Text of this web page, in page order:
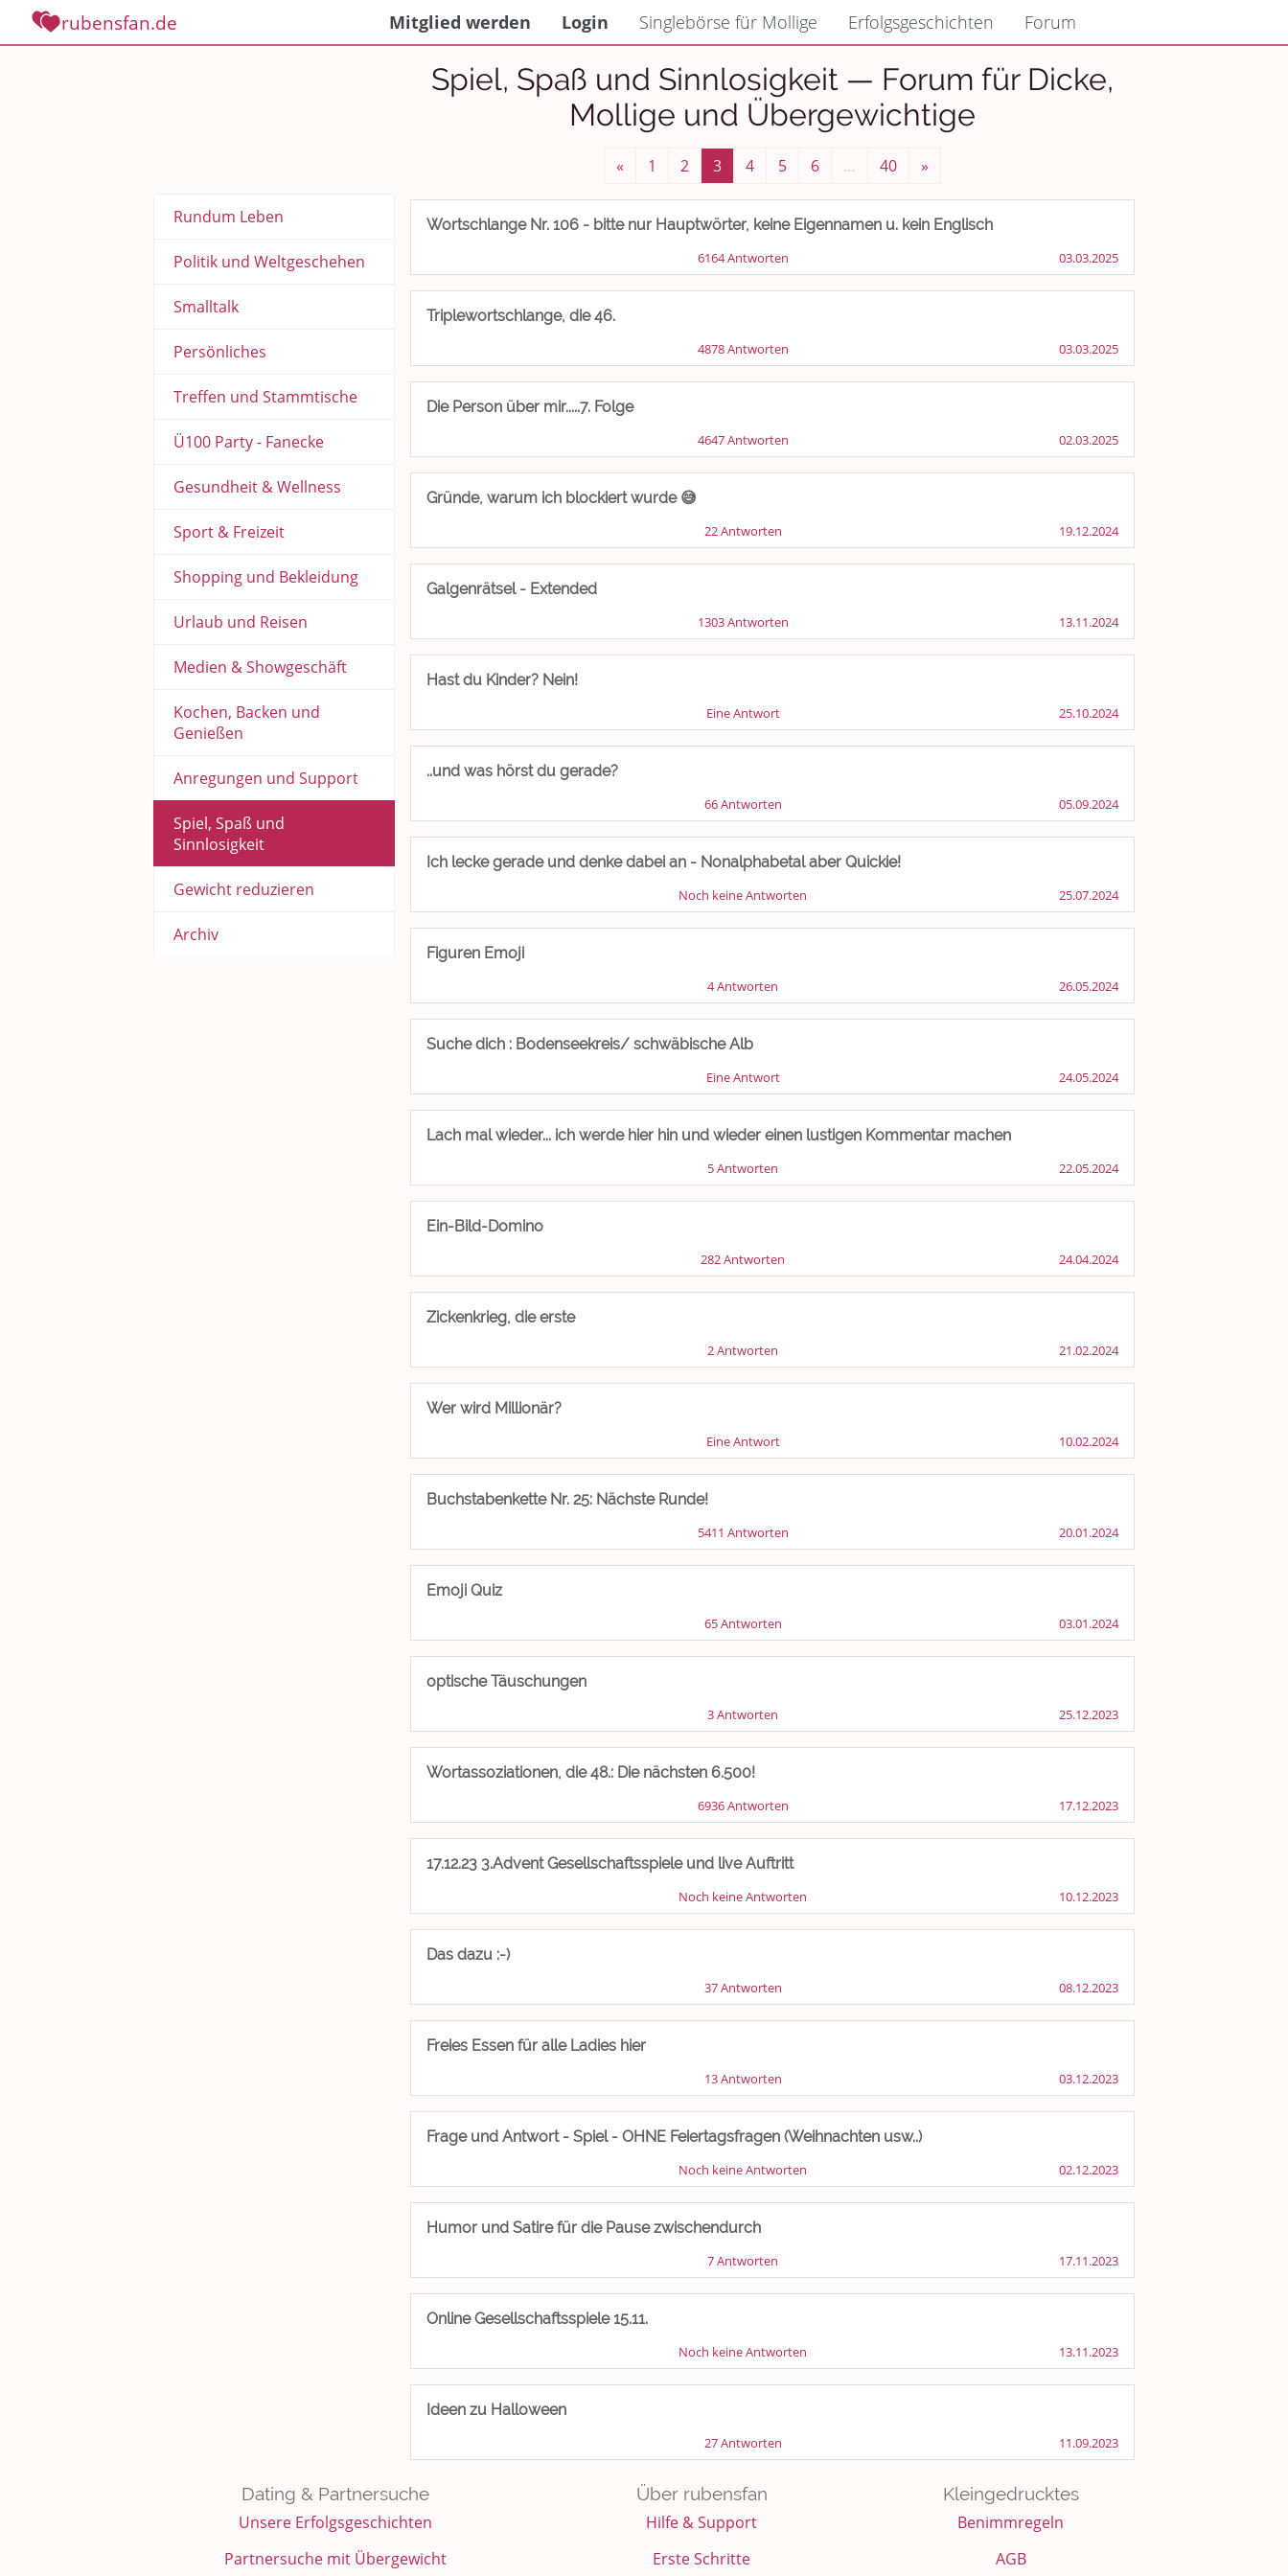
rubensfan.de Mitglied werden Login Singlebörse für Mollige Erfolgsgeschichten Forum
Spiel, Spaß und Sinnlosigkeit — Forum für Dicke,
Mollige und Übergewichtige
Rundum Leben
Politik und Weltgeschehen
Smalltalk
Persönliches
Treffen und Stammtische
Ü100 Party - Fanecke
Gesundheit & Wellness
Sport & Freizeit
Shopping und Bekleidung
Urlaub und Reisen
Medien & Showgeschäft
Kochen, Backen und
Genießen
Anregungen und Support
Spiel, Spaß und
Sinnlosigkeit
Gewicht reduzieren
Archiv
« 1 2 3 4 5 6 … 40 »
Wortschlange Nr. 106 - bitte nur Hauptwörter, keine Eigennamen u. kein Englisch
6164 Antworten 03.03.2025
Triplewortschlange, die 46.
4878 Antworten 03.03.2025
Die Person über mir.....7. Folge
4647 Antworten 02.03.2025
Gründe, warum ich blockiert wurde 😅
22 Antworten 19.12.2024
Galgenrätsel - Extended
1303 Antworten 13.11.2024
Hast du Kinder? Nein!
Eine Antwort 25.10.2024
..und was hörst du gerade?
66 Antworten 05.09.2024
Ich lecke gerade und denke dabei an - Nonalphabetal aber Quickie!
Noch keine Antworten 25.07.2024
Figuren Emoji
4 Antworten 26.05.2024
Suche dich : Bodenseekreis/ schwäbische Alb
Eine Antwort 24.05.2024
Lach mal wieder... ich werde hier hin und wieder einen lustigen Kommentar machen
5 Antworten 22.05.2024
Ein-Bild-Domino
282 Antworten 24.04.2024
Zickenkrieg, die erste
2 Antworten 21.02.2024
Wer wird Millionär?
Eine Antwort 10.02.2024
Buchstabenkette Nr. 25: Nächste Runde!
5411 Antworten 20.01.2024
Emoji Quiz
65 Antworten 03.01.2024
optische Täuschungen
3 Antworten 25.12.2023
Wortassoziationen, die 48.: Die nächsten 6.500!
6936 Antworten 17.12.2023
17.12.23 3.Advent Gesellschaftsspiele und live Auftritt
Noch keine Antworten 10.12.2023
Das dazu :-)
37 Antworten 08.12.2023
Freies Essen für alle Ladies hier
13 Antworten 03.12.2023
Frage und Antwort - Spiel - OHNE Feiertagsfragen (Weihnachten usw..)
Noch keine Antworten 02.12.2023
Humor und Satire für die Pause zwischendurch
7 Antworten 17.11.2023
Online Gesellschaftsspiele 15.11.
Noch keine Antworten 13.11.2023
Ideen zu Halloween
27 Antworten 11.09.2023
Dating & Partnersuche
Unsere Erfolgsgeschichten
Partnersuche mit Übergewicht
Über rubensfan
Hilfe & Support
Erste Schritte
Kleingedrucktes
Benimmregeln
AGB